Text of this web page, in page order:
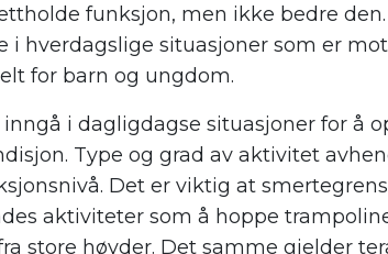
funksjon, men ikke bedre
i hverdagslige situasjoner som er
for barn og ungdom.
i dagligdagse situasjoner for å
Type og grad av aktivitet
Det er viktig at
aktiviteter som å hoppe
store høyder. Det samme gjelder